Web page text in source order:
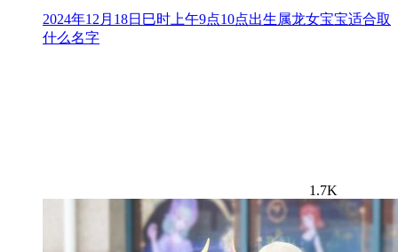
2024年12月18日巳时上午9点10点出生属龙女宝宝适合取
什么名字
1.7K